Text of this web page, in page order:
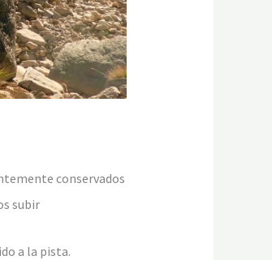
conservados
subir
a la pista.